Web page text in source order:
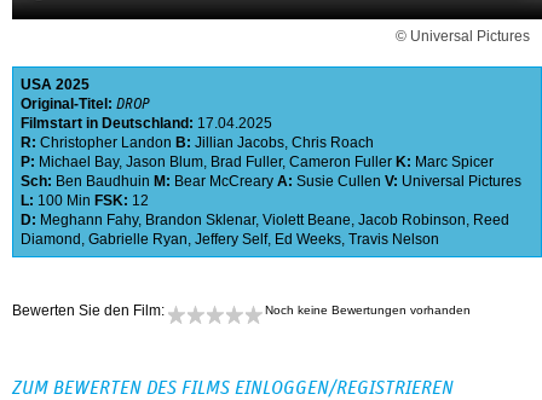
© Universal Pictures
USA 2025
Original-Titel: DROP
Filmstart in Deutschland: 17.04.2025
R: Christopher Landon B: Jillian Jacobs, Chris Roach
P: Michael Bay, Jason Blum, Brad Fuller, Cameron Fuller K: Marc Spicer
Sch: Ben Baudhuin M: Bear McCreary A: Susie Cullen V: Universal Pictures
L: 100 Min FSK: 12
D: Meghann Fahy, Brandon Sklenar, Violett Beane, Jacob Robinson, Reed
Diamond , Gabrielle Ryan, Jeffery Self, Ed Weeks, Travis Nelson
Bewerten Sie den Film: Noch keine Bewertungen vorhanden
ZUM BEWERTEN DES FILMS EINLOGGEN/REGISTRIEREN